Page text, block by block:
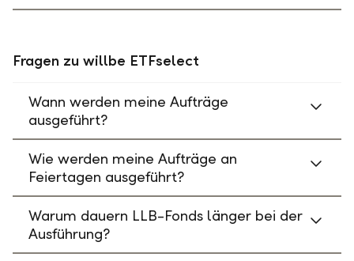
Fragen zu willbe ETFselect
Wann werden meine Aufträge
ausgeführt?
Wie werden meine Aufträge an
Feiertagen ausgeführt?
Warum dauern LLB-Fonds länger bei der
Ausführung?